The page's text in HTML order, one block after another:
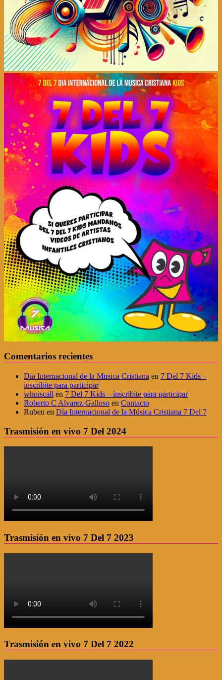
Comentarios recientes
Dia Internacional de la Musica Cristiana en 7 Del 7 Kids –
inscribite para participar
whoiscall en 7 Del 7 Kids – inscribite para participar
Roberto C Alvarez-Galloso en Contacto
Ruben en Día Internacional de la Música Cristiana 7 Del 7
Trasmisión en vivo 7 Del 2024
Trasmisión en vivo 7 Del 7 2023
Trasmisión en vivo 7 Del 7 2022